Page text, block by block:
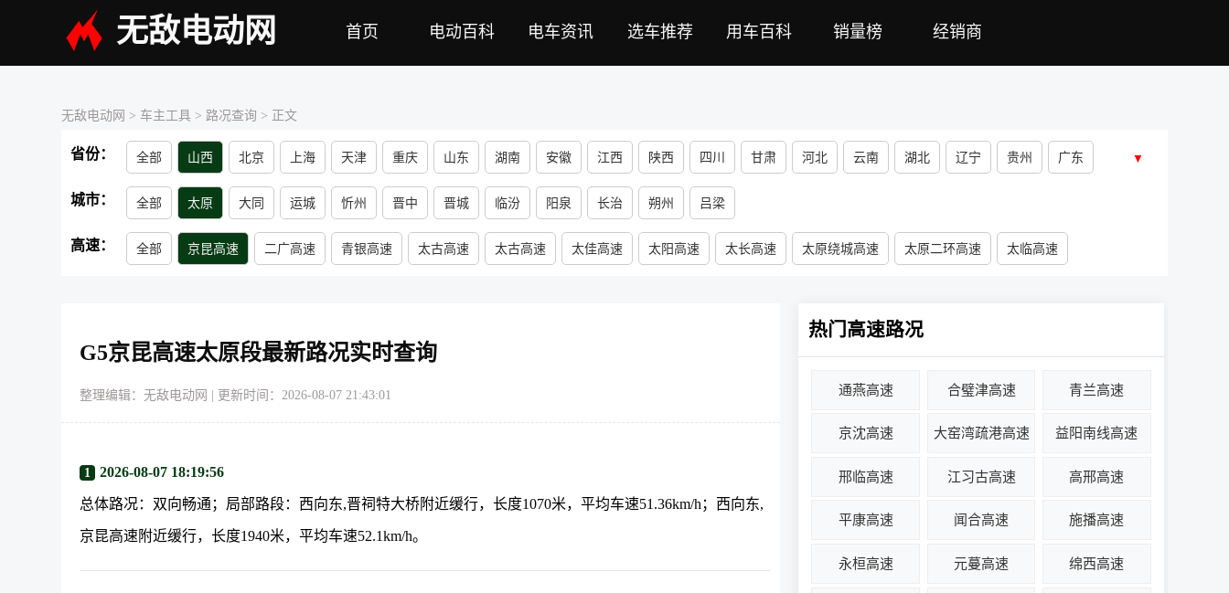
无敌电动网 首页 电动百科 电车资讯 选车推荐 用车百科 销量榜 经销商
无敌电动网 > 车主工具 > 路况查询 > 正文
省份： 全部 山西 北京 上海 天津 重庆 山东 湖南 安徽 江西 陕西 四川 甘肃 河北 云南 湖北 辽宁 贵州 广东
广西 青海 江苏 浙江 吉林 内蒙古 河南 宁夏 福建 黑龙江 海南 新疆
▼
城市： 全部 太原 大同 运城 忻州 晋中 晋城 临汾 阳泉 长治 朔州 吕梁
高速： 全部 京昆高速 二广高速 青银高速 太古高速 太古高速 太佳高速 太阳高速 太长高速 太原绕城高速 太原二环高速 太临高速
G5京昆高速太原段最新路况实时查询
整理编辑：无敌电动网 更新时间：2026-08-07 21:43:01
1 2026-08-07 18:19:56
总体路况：双向畅通；局部路段：西向东,晋祠特大桥附近缓行，长度1070米，平均车速51.36km/h；西向东,
京昆高速附近缓行，长度1940米，平均车速52.1km/h。
热门高速路况
通燕高速 合璧津高速 青兰高速
京沈高速 大窑湾疏港高速 益阳南线高速
邢临高速 江习古高速 高邢高速
平康高速 闻合高速 施播高速
永桓高速 元蔓高速 绵西高速